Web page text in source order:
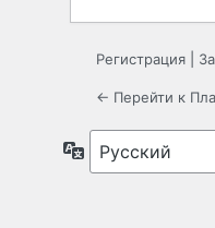
Регистрация
← Перейти к
Язык